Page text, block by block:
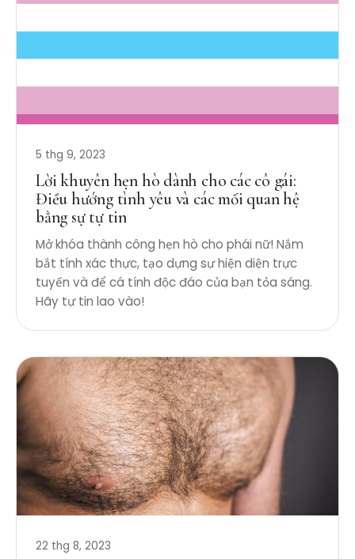
5 thg 9, 2023
Lời khuyên hẹn hò dành cho các cô gái:
Điều hướng tình yêu và các mối quan hệ
bằng sự tự tin
Mở khóa thành công hẹn hò cho phái nữ! Nắm
bắt tính xác thực, tạo dựng sự hiện diện trực
tuyến và để cá tính độc đáo của bạn tỏa sáng.
Hãy tự tin lao vào!
22 thg 8, 2023